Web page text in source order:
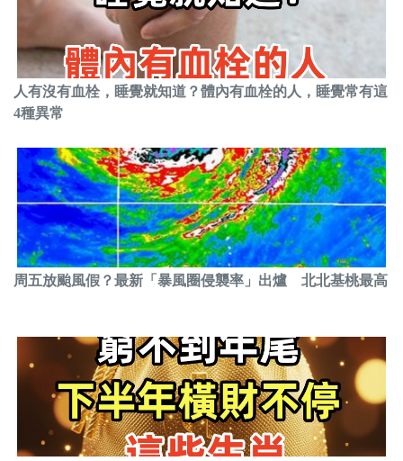
人有沒有血栓，睡覺就知道？體內有血栓的人，睡覺常有這
4種異常
周五放颱風假？最新「暴風圈侵襲率」出爐 北北基桃最高